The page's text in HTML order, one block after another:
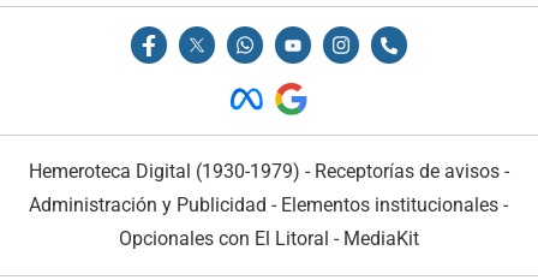
Hemeroteca Digital (1930-1979) - Receptorías de avisos -
Administración y Publicidad - Elementos institucionales -
Opcionales con El Litoral - MediaKit